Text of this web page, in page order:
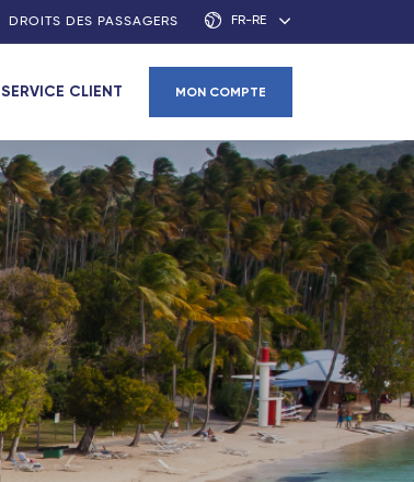
DROITS DES PASSAGERS FR-RE
SERVICE CLIENT MON COMPTE